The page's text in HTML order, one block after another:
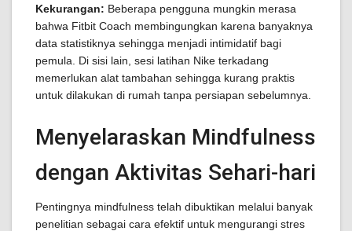
Kekurangan: Beberapa pengguna mungkin merasa
bahwa Fitbit Coach membingungkan karena banyaknya
data statistiknya sehingga menjadi intimidatif bagi
pemula. Di sisi lain, sesi latihan Nike terkadang
memerlukan alat tambahan sehingga kurang praktis
untuk dilakukan di rumah tanpa persiapan sebelumnya.
Menyelaraskan Mindfulness
dengan Aktivitas Sehari-hari
Pentingnya mindfulness telah dibuktikan melalui banyak
penelitian sebagai cara efektif untuk mengurangi stres